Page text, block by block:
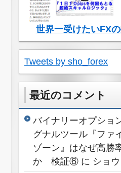
世界一受けたいFX
Tweets by sho_forex
最近のコメント
バイナリーオプショ
グナルツール『ファ
ゾーン』はなぜ高勝
か 検証⑥ に ショウ